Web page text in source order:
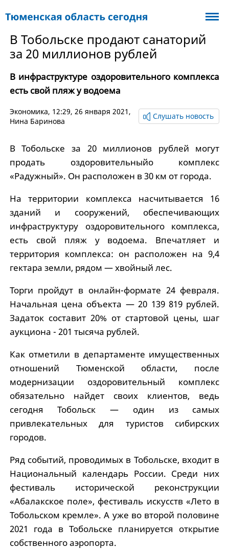
В Тобольске продают санаторий
за 20 миллионов рублей
В инфраструктуре оздоровительного комплекса
есть свой пляж у водоема
Экономика, 12:29, 26 января 2021,
Нина Баринова
Слушать новость
В Тобольске за 20 миллионов рублей могут
продать оздоровительныйо комплекс
«Радужный». Он расположен в 30 км от города.
На территории комплекса насчитывается 16
зданий и сооружений, обеспечивающих
инфраструктуру оздоровительного комплекса,
есть свой пляж у водоема. Впечатляет и
территория комплекса: он расположен на 9,4
гектара земли, рядом — хвойный лес.
Торги пройдут в онлайн-формате 24 февраля.
Начальная цена объекта — 20 139 819 рублей.
Задаток составит 20% от стартовой цены, шаг
аукциона - 201 тысяча рублей.
Как отметили в департаменте имущественных
отношений Тюменской области, после
модернизации оздоровительный комплекс
обязательно найдет своих клиентов, ведь
сегодня Тобольск — один из самых
привлекательных для туристов сибирских
городов.
Ряд событий, проводимых в Тобольске, входит в
Национальный календарь России. Среди них
фестиваль исторической реконструкции
«Абалакское поле», фестиваль искусств «Лето в
Тобольском кремле». А уже во второй половине
2021 года в Тобольске планируется открытие
собственного аэропорта.